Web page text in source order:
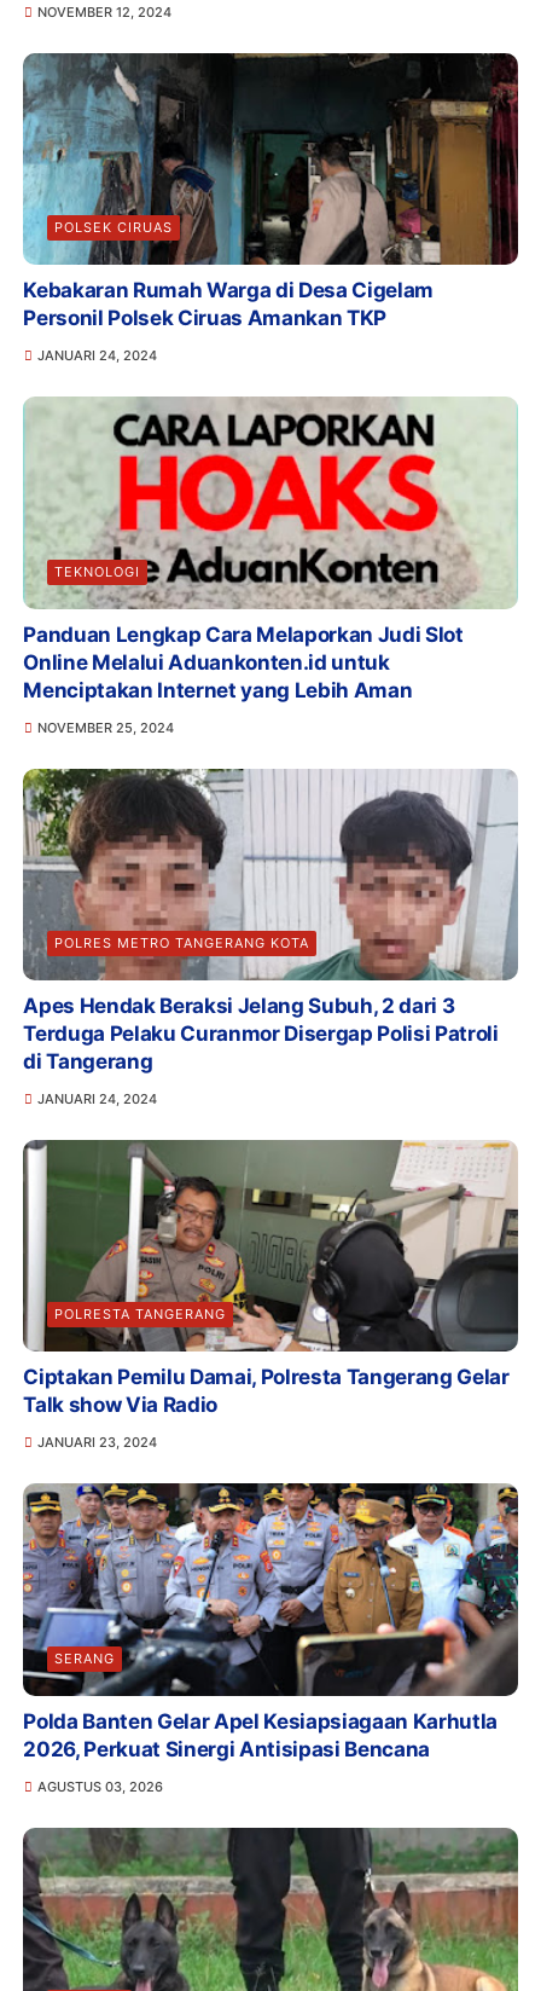
NOVEMBER 12, 2024
POLSEK CIRUAS
Kebakaran Rumah Warga di Desa Cigelam
Personil Polsek Ciruas Amankan TKP
JANUARI 24, 2024
TEKNOLOGI
Panduan Lengkap Cara Melaporkan Judi Slot
Online Melalui Aduankonten.id untuk
Menciptakan Internet yang Lebih Aman
NOVEMBER 25, 2024
POLRES METRO TANGERANG KOTA
Apes Hendak Beraksi Jelang Subuh, 2 dari 3
Terduga Pelaku Curanmor Disergap Polisi Patroli
di Tangerang
JANUARI 24, 2024
POLRESTA TANGERANG
Ciptakan Pemilu Damai, Polresta Tangerang Gelar
Talk show Via Radio
JANUARI 23, 2024
SERANG
Polda Banten Gelar Apel Kesiapsiagaan Karhutla
2026, Perkuat Sinergi Antisipasi Bencana
AGUSTUS 03, 2026